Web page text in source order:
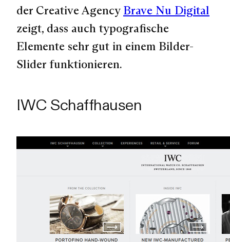
der Creative Agency Brave Nu Digital
zeigt, dass auch typografische
Elemente sehr gut in einem Bilder-
Slider funktionieren.
IWC Schaffhausen